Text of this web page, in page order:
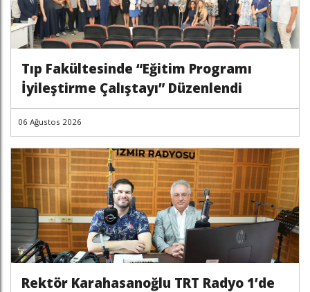
Tıp Fakültesinde “Eğitim Programı
İyileştirme Çalıştayı” Düzenlendi
06 Ağustos 2026
Rektör Karahasanoğlu TRT Radyo 1’de